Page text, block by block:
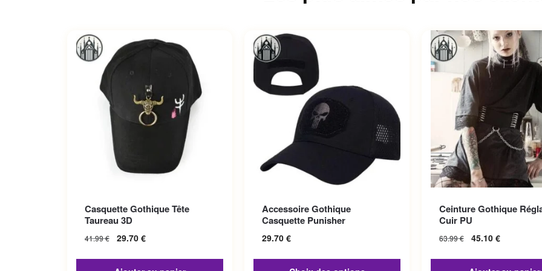
Casquette Gothique Tête
Taureau 3D
41.99€ 29.70 €
Accessoire Gothique
Casquette Punisher
29.70 €
Les options peuvent être choisies
Ceinture Gothique
Cuir PU
63.99€ 45.10 €